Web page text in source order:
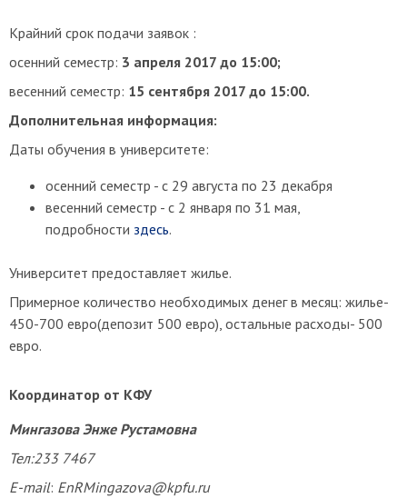
Крайний срок подачи заявок :
осенний семестр: 3 апреля 2017 до 15:00;
весенний семестр: 15 сентября 2017 до 15:00.
Дополнительная информация:
Даты обучения в университете:
осенний семестр - c 29 августа по 23 декабря
весенний семестр - с 2 января по 31 мая,
подробности здесь.
Университет предоставляет жилье.
Примерное количество необходимых денег в месяц: жилье-
450-700 евро(депозит 500 евро), остальные расходы- 500
евро.
Координатор от КФУ
Мингазова Энже Рустамовна
Тел:233 7467
E-mail: EnRMingazova@kpfu.ru